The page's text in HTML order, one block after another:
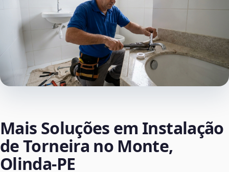
Mais Soluções em Instalação
de Torneira no Monte,
Olinda‑PE